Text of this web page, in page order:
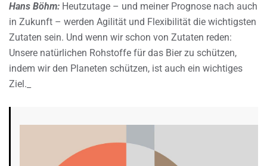
Hans Böhm: Heutzutage – und meiner Prognose nach auch
in Zukunft – werden Agilität und Flexibilität die wichtigsten
Zutaten sein. Und wenn wir schon von Zutaten reden:
Unsere natürlichen Rohstoffe für das Bier zu schützen,
indem wir den Planeten schützen, ist auch ein wichtiges
Ziel._